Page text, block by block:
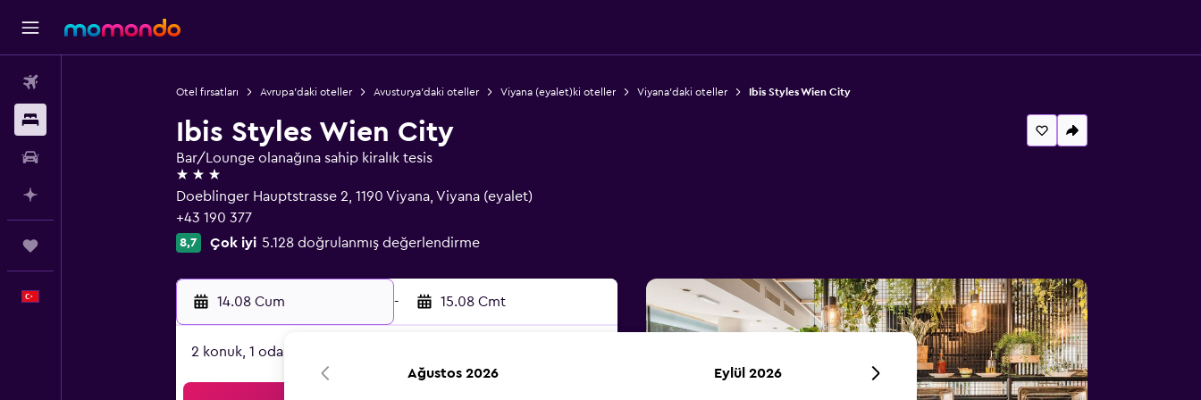
Otel fırsatları Avrupa'daki oteller Avusturya'daki oteller Viyana (eyalet)ki oteller Viyana'daki oteller Ibis Styles Wien City
Ibis Styles Wien City
Bar/Lounge olanağına sahip kiralık tesis
3 yıldız
Doeblinger Hauptstrasse 2, 1190 Viyana, Viyana (eyalet)
+43 190 377
8,7 Çok iyi 5.128 doğrulanmış değerlendirme
14.08 Cum - 15.08 Cmt
2 konuk, 1 oda
Ağustos 2026 Eylül 2026